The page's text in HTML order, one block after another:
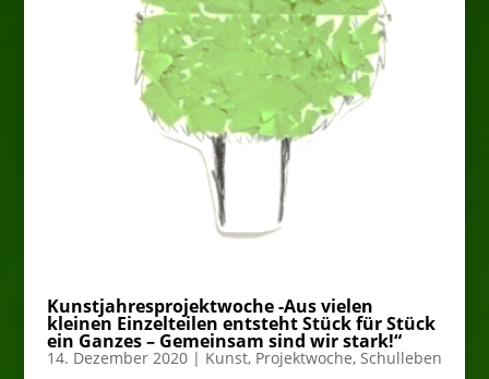
Kunstjahresprojektwoche -Aus vielen
kleinen Einzelteilen entsteht Stück für Stück
ein Ganzes – Gemeinsam sind wir stark!“
14. Dezember 2020| Kunst, Projektwoche, Schulleben